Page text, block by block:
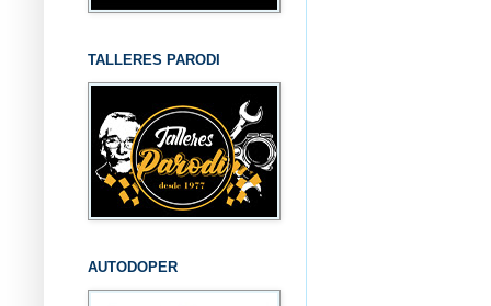
TALLERES PARODI
AUTODOPER